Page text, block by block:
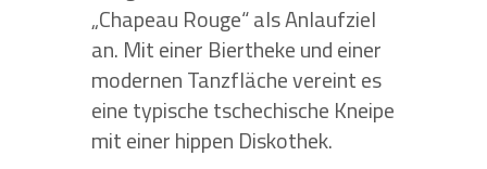
„Chapeau Rouge“ als Anlaufziel
an. Mit einer Biertheke und einer
modernen Tanzfläche vereint es
eine typische tschechische Kneipe
mit einer hippen Diskothek.